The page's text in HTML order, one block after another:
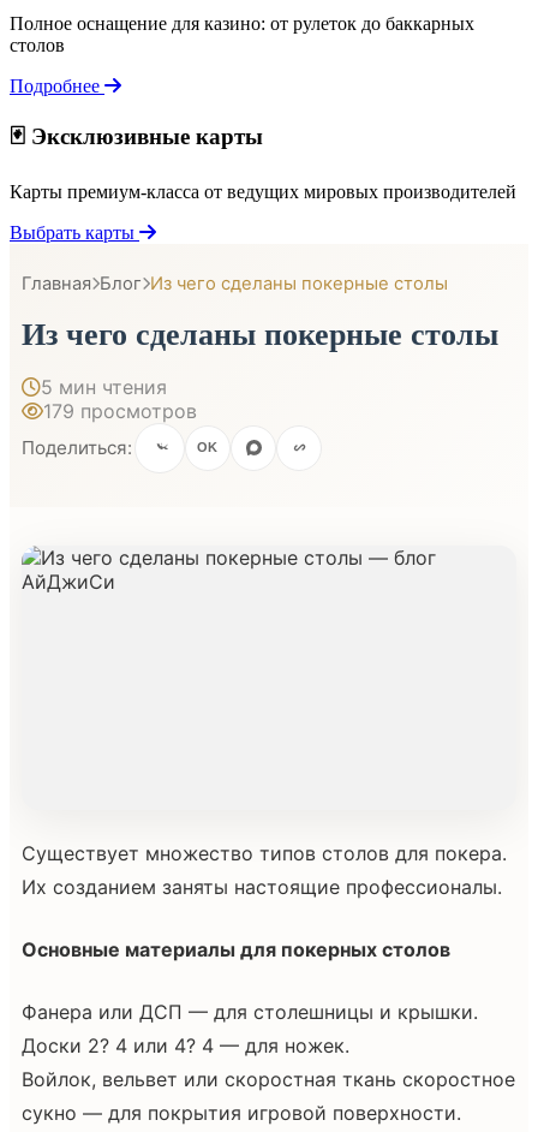
Полное оснащение для казино: от рулеток до баккарных
столов
Подробнее
🃏 Эксклюзивные карты
Карты премиум-класса от ведущих мировых производителей
Выбрать карты
Главная Блог Из чего сделаны покерные столы
Из чего сделаны покерные столы
5 мин чтения
179 просмотров
Поделиться: OK
Существует множество типов столов для покера.
Их созданием заняты настоящие профессионалы.
Основные материалы для покерных столов
Фанера или ДСП — для столешницы и крышки.
Доски 2? 4 или 4? 4 — для ножек.
Войлок, вельвет или скоростная ткань скоростное
сукно — для покрытия игровой поверхности.